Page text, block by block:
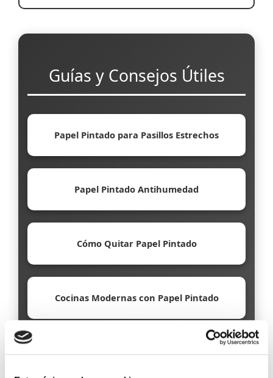
Guías y Consejos Útiles
Papel Pintado para Pasillos Estrechos
Papel Pintado Antihumedad
Cómo Quitar Papel Pintado
Cocinas Modernas con Papel Pintado
Papel Pintado Ecológico